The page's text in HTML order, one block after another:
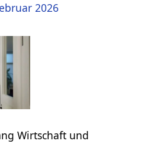
2026
Wirtschaft und